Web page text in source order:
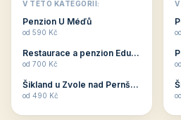
polohou či vybaveností,
nabízí klidné ubytování
V TÉTO KATEGORII:
Penzion U Méďů
od 590 Kč
Restaurace a penzion Eduard
od 700 Kč
Šikland u Zvole nad Pernštejnem
od 490 Kč
💕